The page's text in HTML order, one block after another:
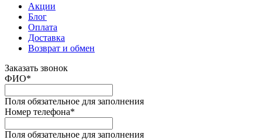
Акции
Блог
Оплата
Доставка
Возврат и обмен
Заказать звонок
ФИО*
Поля обязательное для заполнения
Номер телефона*
Поля обязательное для заполнения